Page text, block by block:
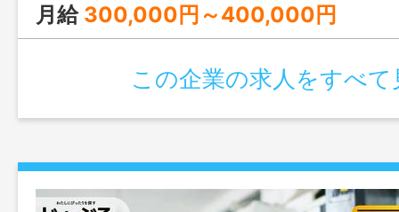
月給 300,000円～400,000円
この企業の求人をすべて